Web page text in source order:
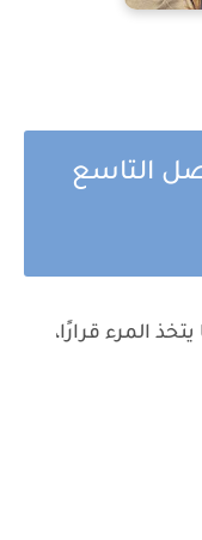
التاسع
المرء قرارًا،